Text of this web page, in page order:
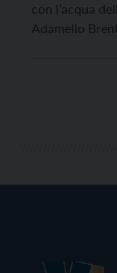
con l’acqua
Adamello